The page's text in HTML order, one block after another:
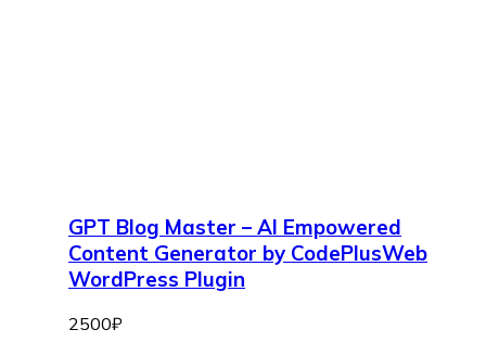
GPT Blog Master – AI Empowered
Content Generator by CodePlusWeb
WordPress Plugin
2500₽